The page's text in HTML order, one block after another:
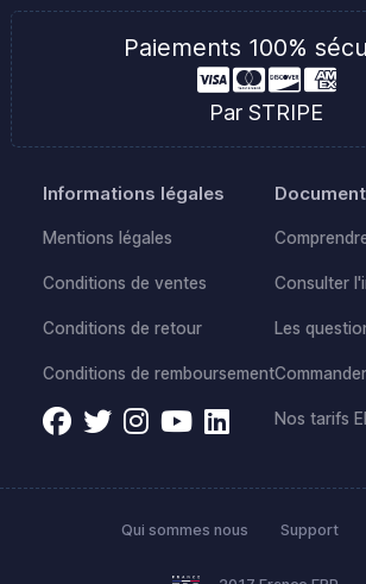
Paiements 100%
Par STRIPE
Informations légales
Mentions légales
Conditions de ventes
Conditions de retour
Conditions de remboursement
Consulter
Les
Nos tarifs
Qui sommes nous Support